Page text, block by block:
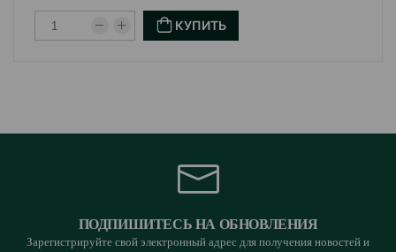
КУПИТЬ
ПОДПИШИТЕСЬ НА ОБНОВЛЕНИЯ
Зарегистрируйте свой электронный адрес для получения новостей и